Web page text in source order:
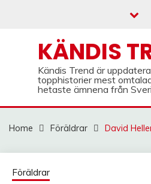
KÄNDIS
Kändis Trend är
topphistorier mest
hetaste ämnena från
Home Föräldrar David
Föräldrar